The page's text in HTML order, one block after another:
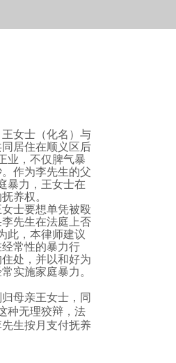
女士（化名）与
居住在顺义区后
业，不仅脾气暴
作为李先生的父
暴力，王女士在
抚养权。
士要想单凭被殴
先生在法庭上否
此，本律师建议
常性的暴力行
处，并以和好为
实施家庭暴力。
母亲王女士，同
种无理狡辩，法
生按月支付抚养